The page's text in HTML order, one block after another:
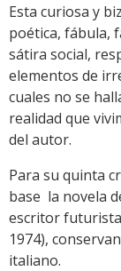
Esta curiosa y
poética, fábula,
sátira social,
elementos de
cuales no se
realidad que
del autor.
Para su quinta
base la novela
escritor
1974),
italiano.